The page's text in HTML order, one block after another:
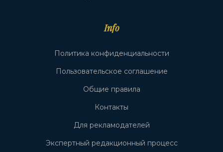
Info
Политика конфиденциальности
Пользовательское соглашение
Общие правила
Контакты
Для рекламодателей
Экспертный редакционный процесс